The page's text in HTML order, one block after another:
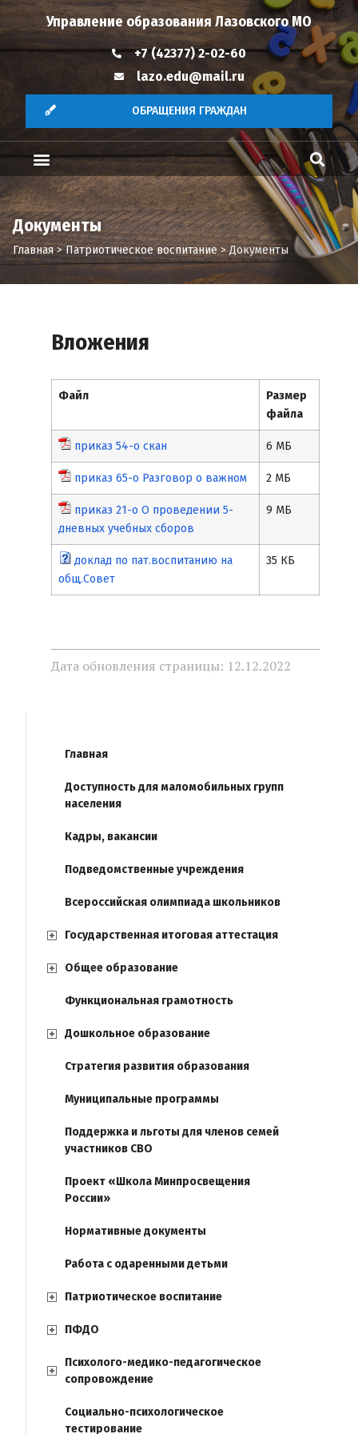
Управление образования Лазовского МО
+7 (42377) 2-02-60
lazo.edu@mail.ru
ОБРАЩЕНИЯ ГРАЖДАН
Документы
Главная>Патриотическое воспитание>Документы
Вложения
Файл
Размер
файла
приказ 54-о скан 6 МБ
приказ 65-о Разговор о важном 2 МБ
приказ 21-о О проведении 5-
дневных учебных сборов
9 МБ
доклад по пат.воспитанию на
общ.Совет
35 КБ
Дата обновления страницы: 12.12.2022
Главная
Доступность для маломобильных групп
населения
Кадры, вакансии
Подведомственные учреждения
Всероссийская олимпиада школьников
Государственная итоговая аттестация
Общее образование
Функциональная грамотность
Дошкольное образование
Стратегия развития образования
Муниципальные программы
Поддержка и льготы для членов семей
участников СВО
Проект «Школа Минпросвещения
России»
Нормативные документы
Работа с одаренными детьми
Патриотическое воспитание
ПФДО
Психолого-медико-педагогическое
сопровождение
Социально-психологическое
тестирование